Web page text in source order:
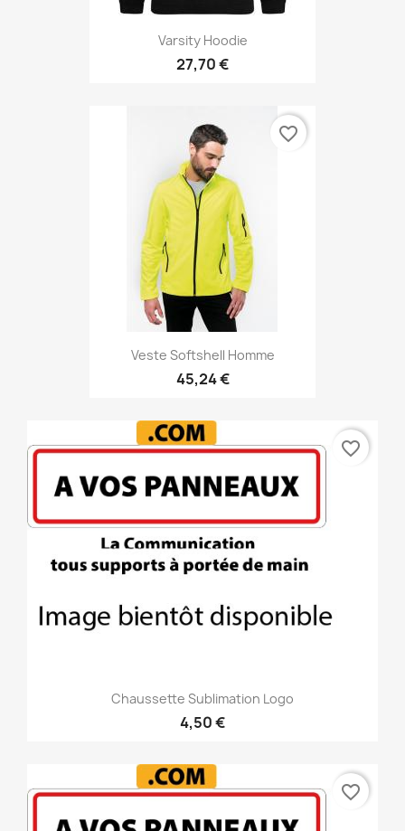
Varsity Hoodie
27,70 €
Veste Softshell Homme
45,24 €
favorite_border
Chaussette Sublimation Logo
4,50 €
favorite_border
favorite_border